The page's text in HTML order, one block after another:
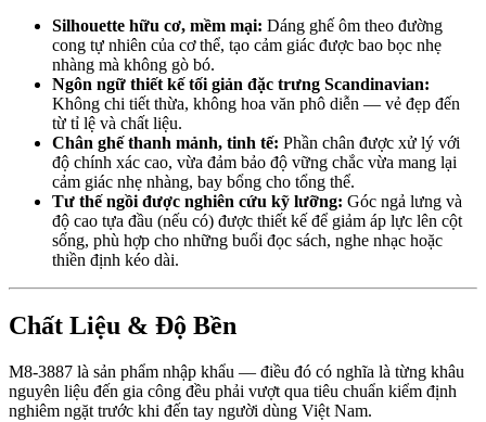
Silhouette hữu cơ, mềm mại: Dáng ghế ôm theo đường
cong tự nhiên của cơ thể, tạo cảm giác được bao bọc nhẹ
nhàng mà không gò bó.
Ngôn ngữ thiết kế tối giản đặc trưng Scandinavian:
Không chi tiết thừa, không hoa văn phô diễn — vẻ đẹp đến
từ tỉ lệ và chất liệu.
Chân ghế thanh mảnh, tinh tế: Phần chân được xử lý với
độ chính xác cao, vừa đảm bảo độ vững chắc vừa mang lại
cảm giác nhẹ nhàng, bay bổng cho tổng thể.
Tư thế ngồi được nghiên cứu kỹ lưỡng: Góc ngả lưng và
độ cao tựa đầu (nếu có) được thiết kế để giảm áp lực lên cột
sống, phù hợp cho những buổi đọc sách, nghe nhạc hoặc
thiền định kéo dài.
Chất Liệu & Độ Bền
M8-3887 là sản phẩm nhập khẩu — điều đó có nghĩa là từng khâu
nguyên liệu đến gia công đều phải vượt qua tiêu chuẩn kiểm định
nghiêm ngặt trước khi đến tay người dùng Việt Nam.